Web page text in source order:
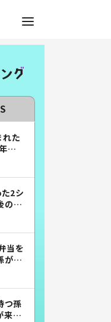
れた
後
2シ
の姿
当を
が絶
つ孫
来た